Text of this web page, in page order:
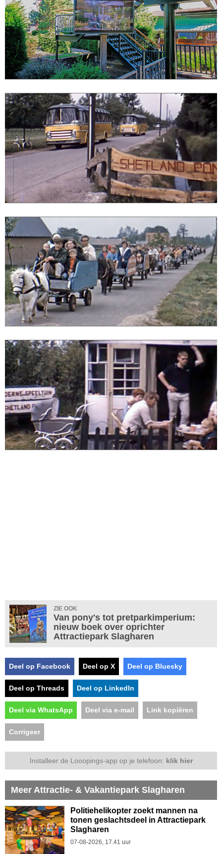
ZIE OOK
Van pony's tot pretparkimperium:
nieuw boek over oprichter
Attractiepark Slagharen
Deel op Facebook Deel op X Deel op Bluesky
Deel op Threads Deel op LinkedIn
Deel via WhatsApp Deel via e-mail Link kopiëren
Corrigeer
Installeer de Looopings-app op je telefoon: klik hier
Meer Attractie- & Vakantiepark Slagharen
Politiehelikopter zoekt mannen na
tonen geslachtsdeel in Attractiepark
Slagharen
07-08-2026, 17.41 uur